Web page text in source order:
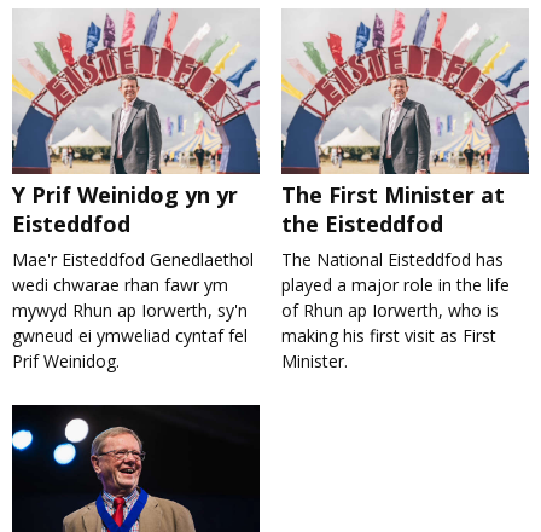
Y Prif Weinidog yn yr
Eisteddfod
Mae'r Eisteddfod Genedlaethol
wedi chwarae rhan fawr ym
mywyd Rhun ap Iorwerth, sy'n
gwneud ei ymweliad cyntaf fel
Prif Weinidog.
The First Minister at
the Eisteddfod
The National Eisteddfod has
played a major role in the life
of Rhun ap Iorwerth, who is
making his first visit as First
Minister.